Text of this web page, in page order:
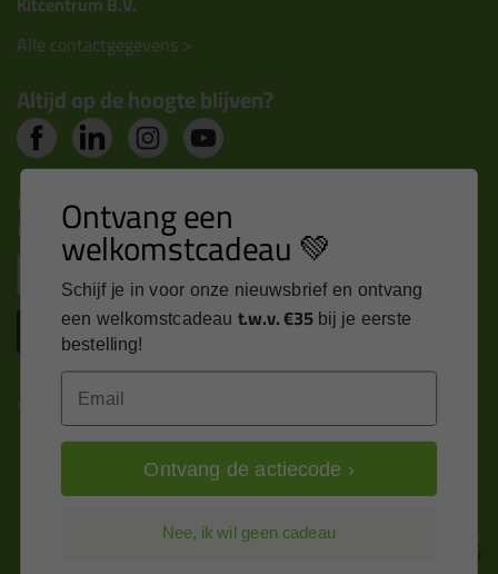
Alle contactgegevens >
Altijd op de hoogte blijven?
Nieuws, tips en exclusieve deals rechtstreeks in je
inbox
Inschrijven
Kitcentrum is trots op:
Alle prijzen zijn in EURO en excl. 21% BTW
wijzig naar incl. BTW
Ontvang een
welkomstcadeau 💚
Schijf je in voor onze nieuwsbrief en ontvang
een welkomstcadeau t.w.v. €35 bij je eerste
bestelling!
Email
Ontvang de actiecode ›
Nee, ik wil geen cadeau